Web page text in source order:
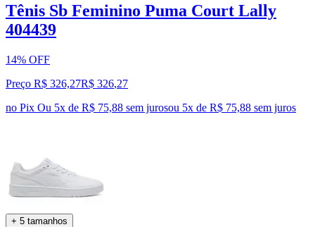
Tênis Sb Feminino Puma Court Lally
404439
14% OFF
Preço R$ 326,27R$ 326,27
no Pix Ou 5x de R$ 75,88 sem jurosou 5x de R$ 75,88 sem juros
+ 5 tamanhos